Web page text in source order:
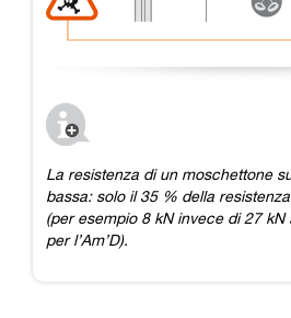
La resistenza di un moschettone
bassa: solo il 35 % della
(per esempio 8 kN invece di 27 kN
per l’Am’D).